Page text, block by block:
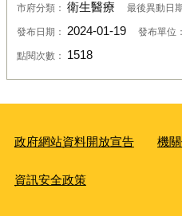
市府分類： 衛生醫療 最後異動日
發布日期： 2024-01-19 發布單位
點閱次數： 1518
政府網站資料開放宣告 機
資訊安全政策